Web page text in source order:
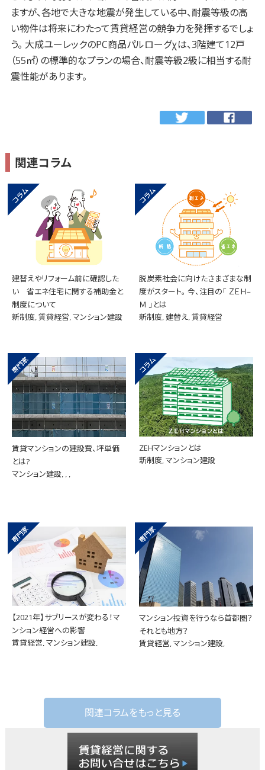
ますが、各地で大きな地震が発生している中、耐震等級の高
い物件は将来にわたって賃貸経営の競争力を発揮するでしょ
う。 大成ユーレックのPC商品パルローグχは、3階建て12戸
（55㎡）の標準的なプランの場合、耐震等級2級に相当する耐
震性能があります。
関連コラム
建替えやリフォーム前に確認した
い 省エネ住宅に関する補助金と
制度について
新制度, 賃貸経営, マンション建設
脱炭素社会に向けたさまざまな制
度がスタート。 今、注目の「 ＺＥＨ‒
Ｍ 」とは
新制度, 建替え, 賃貸経営
賃貸マンションの建設費、坪単価
とは?
マンション建設, , ,
ZEHマンションとは
新制度, マンション建設
【2021年】サブリースが変わる！マ
ンション経営への影響
賃貸経営, マンション建設,
マンション投資を行うなら首都圏？
それとも地方？
賃貸経営, マンション建設,
関連コラムをもっと見る